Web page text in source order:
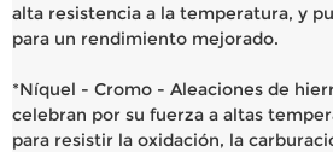
alta resistencia a la temperatura, y
para un rendimiento mejorado.
*Níquel - Cromo - Aleaciones de
celebran por su fuerza a altas
para resistir la oxidación, la